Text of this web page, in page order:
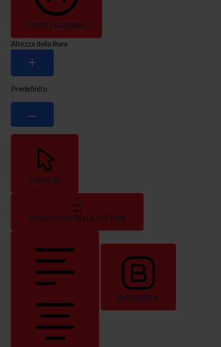
FONT LEGGIBILE
Altezza della linea
Predefinito
CURSORE
SPAZIATURA DELLE LETTERE
INTERLINEA